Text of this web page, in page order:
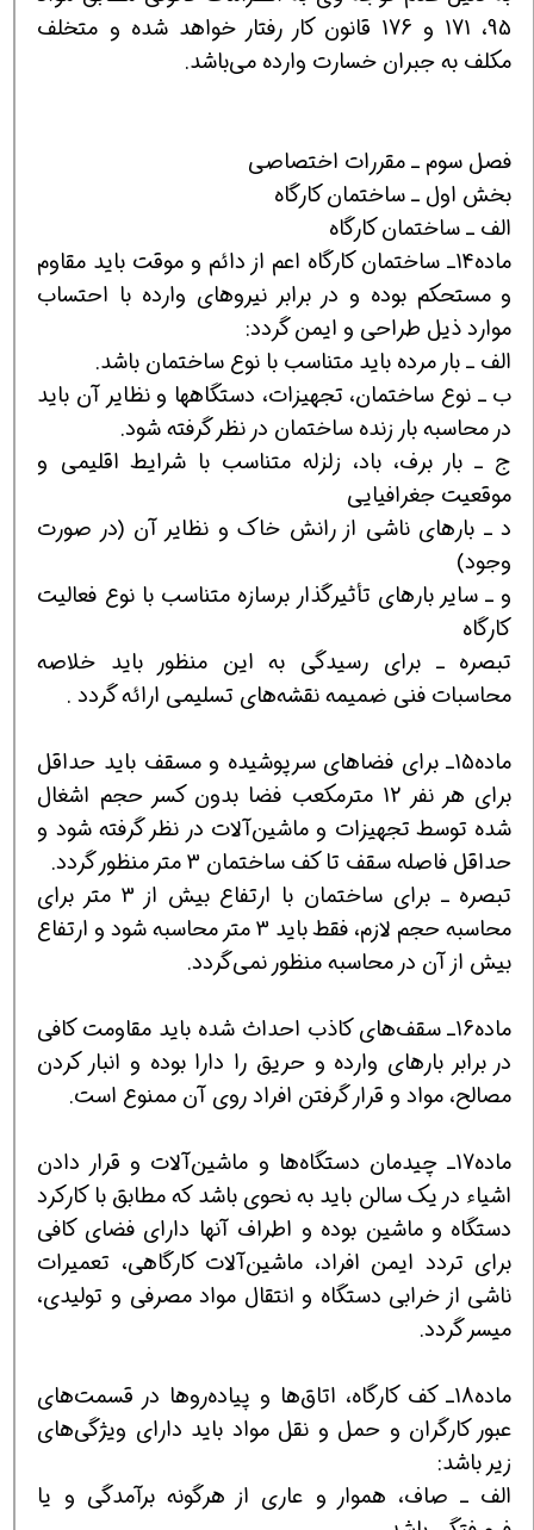
95، 171 و 176 قانون کار رفتار خواهد شده و متخلف
مکلف به جبران خسارت وارده می‌باشد.
فصل سوم ـ مقررات اختصاصی
بخش اول ـ ساختمان کارگاه
الف ـ ساختمان کارگاه
ماده14ـ ساختمان کارگاه اعم از دائم و موقت باید مقاوم
و مستحکم بوده و در برابر نیروهای وارده با احتساب
موارد ذیل طراحی و ایمن گردد:
الف ـ بار مرده باید متناسب با نوع ساختمان باشد.
ب ـ نوع ساختمان، تجهیزات، دستگاهها و نظایر آن باید
در محاسبه بار زنده ساختمان در نظر گرفته شود.
ج ـ بار برف، باد، زلزله متناسب با شرایط اقلیمی و
موقعیت جغرافیایی
د ـ بارهای ناشی از رانش خاک و نظایر آن (در صورت
وجود)
و ـ سایر بارهای تأثیرگذار برسازه متناسب با نوع فعالیت
کارگاه
تبصره ـ برای رسیدگی به این منظور باید خلاصه
محاسبات فنی ضمیمه نقشه‌های تسلیمی ارائه گردد .
ماده15ـ برای فضاهای سرپوشیده و مسقف باید حداقل
برای هر نفر 12 مترمکعب فضا بدون کسر حجم اشغال
شده توسط تجهیزات و ماشین‌آلات در نظر گرفته شود و
حداقل فاصله سقف تا کف ساختمان 3 متر منظور گردد.
تبصره ـ برای ساختمان با ارتفاع بیش از 3 متر برای
محاسبه حجم لازم، فقط باید 3 متر محاسبه شود و ارتفاع
بیش از آن در محاسبه منظور نمی‌گردد.
ماده16ـ سقف‌های کاذب احداث شده باید مقاومت کافی
در برابر بارهای وارده و حریق را دارا بوده و انبار کردن
مصالح، مواد و قرار گرفتن افراد روی آن ممنوع است.
ماده17ـ چیدمان دستگاه‌ها و ماشین‌آلات و قرار دادن
اشیاء در یک سالن باید به نحوی باشد که مطابق با کارکرد
دستگاه و ماشین بوده و اطراف آنها دارای فضای کافی
برای تردد ایمن افراد، ماشین‌آلات کارگاهی، تعمیرات
ناشی از خرابی دستگاه و انتقال مواد مصرفی و تولیدی،
میسر گردد.
ماده18ـ کف کارگاه، اتاق‌ها و پیاده‌روها در قسمت‌های
عبور کارگران و حمل و نقل مواد باید دارای ویژگی‌های
زیر باشد:
الف ـ صاف، هموار و عاری از هرگونه برآمدگی و یا